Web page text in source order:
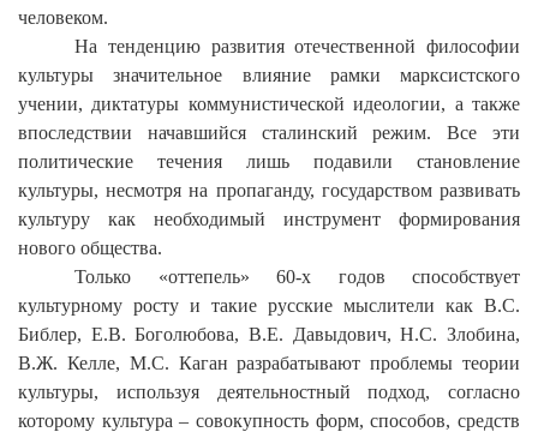
человеком.
На тенденцию развития отечественной философии
культуры значительное влияние рамки марксистского
учении, диктатуры коммунистической идеологии, а также
впоследствии начавшийся сталинский режим. Все эти
политические течения лишь подавили становление
культуры, несмотря на пропаганду, государством развивать
культуру как необходимый инструмент формирования
нового общества.
Только «оттепель» 60-х годов способствует
культурному росту и такие русские мыслители как В.С.
Библер, Е.В. Боголюбова, В.Е. Давыдович, Н.С. Злобина,
В.Ж. Келле, М.С. Каган разрабатывают проблемы теории
культуры, используя деятельностный подход, согласно
которому культура – совокупность форм, способов, средств